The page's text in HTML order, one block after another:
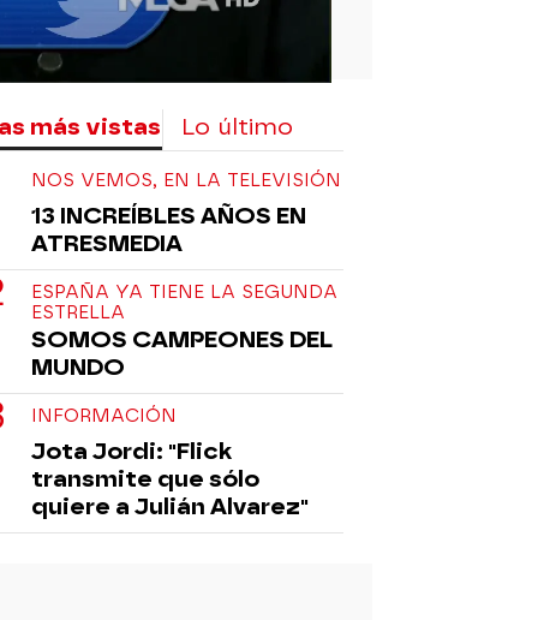
más vistas Lo último
NOS VEMOS, EN LA TELEVISIÓN
13 INCREÍBLES AÑOS EN
ATRESMEDIA
ESPAÑA YA TIENE LA SEGUNDA
ESTRELLA
SOMOS CAMPEONES DEL
MUNDO
INFORMACIÓN
Jota Jordi: "Flick
transmite que sólo
quiere a Julián Alvarez"